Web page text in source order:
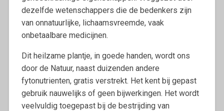
dezelfde wetenschappers die de bedenkers zijn
van onnatuurlijke, lichaamsvreemde, vaak
onbetaalbare medicijnen.
Dit heilzame plantje, in goede handen, wordt ons
door de Natuur, naast duizenden andere
fytonutrienten, gratis verstrekt. Het kent bij gepast
gebruik nauwelijks of geen bijwerkingen. Het wordt
veelvuldig toegepast bij de bestrijding van